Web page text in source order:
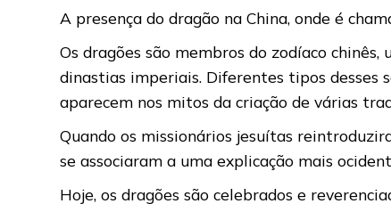
A presença do dragão na China, onde é
Os dragões são membros do zodíaco
dinastias imperiais. Diferentes tipos desses
aparecem nos mitos da criação de várias
Quando os missionários jesuítas
se associaram a uma explicação mais
Hoje, os dragões são celebrados e